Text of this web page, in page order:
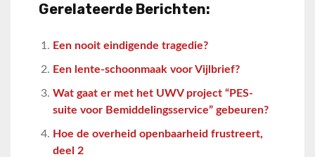
Gerelateerde Berichten:
Een nooit eindigende tragedie?
Een lente-schoonmaak voor Vijlbrief?
Wat gaat er met het UWV project “PES-
suite voor Bemiddelingsservice” gebeuren?
Hoe de overheid openbaarheid frustreert,
deel 2